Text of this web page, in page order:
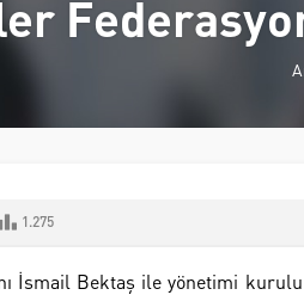
1.275
İsmail Bektaş ile yönetimi